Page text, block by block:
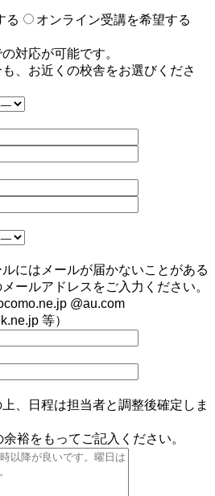
る
オンライン受講を希望する
対応が可能です。
、お近くの校舎をお選びくださ
にはメールが届かないことがある
ールアドレスをご入力ください。
@au.com
等）
、日程は担当者と調整後確定しま
裕をもってご記入ください。